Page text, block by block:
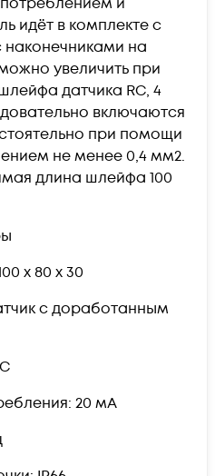
идёт в комплекте с
на
увеличить при
датчика RC, 4
включаются
при помощи
не менее 0,4 мм2.
длина шлейфа 100
х 80 х 30
с доработанным
20 мА